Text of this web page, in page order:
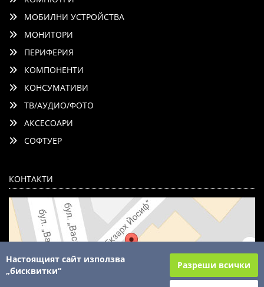
МОБИЛНИ УСТРОЙСТВА
МОНИТОРИ
ПЕРИФЕРИЯ
КОМПОНЕНТИ
КОНСУМАТИВИ
ТВ/АУДИО/ФОТО
АКСЕСОАРИ
СОФТУЕР
КОНТАКТИ
Настоящият сайт използва
„бисквитки“
Разреши всички